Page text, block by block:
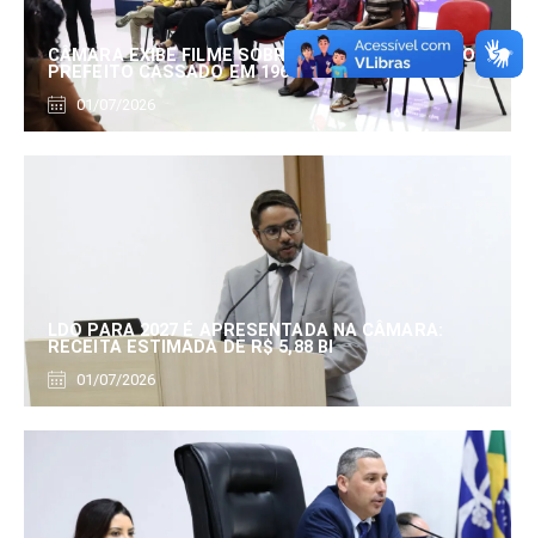
CÂMARA EXIBE FILME SOBRE EDUARDO SERRANO,
PREFEITO CASSADO EM 1960
01/07/2026
LDO PARA 2027 É APRESENTADA NA CÂMARA:
RECEITA ESTIMADA DE R$ 5,88 BI
01/07/2026